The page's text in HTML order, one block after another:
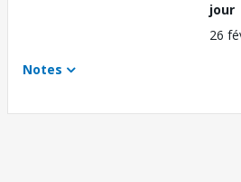
jour
26
Notes